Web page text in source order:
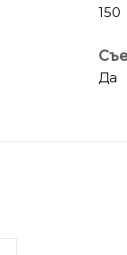
150
Да